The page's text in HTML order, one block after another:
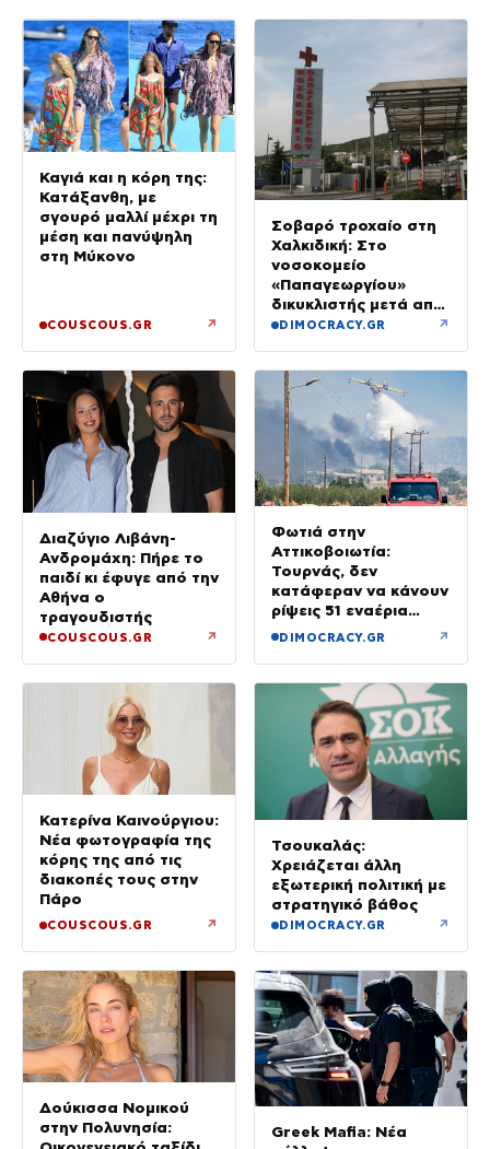
Καγιά και η κόρη της:
Κατάξανθη, με
σγουρό μαλλί μέχρι τη
μέση και πανύψηλη
στη Μύκονο
COUSCOUS.GR ↗
Σοβαρό τροχαίο στη
Χαλκιδική: Στο
νοσοκομείο
«Παπαγεωργίου»
δικυκλιστής μετά από
σύγκρουση
DIMOCRACY.GR ↗
Διαζύγιο Λιβάνη-
Ανδρομάχη: Πήρε το
παιδί κι έφυγε από την
Αθήνα ο
τραγουδιστής
COUSCOUS.GR ↗
Φωτιά στην
Αττικοβοιωτία:
Τουρνάς, δεν
κατάφεραν να κάνουν
ρίψεις 51 εναέρια
μέσα
DIMOCRACY.GR ↗
Κατερίνα Καινούργιου:
Νέα φωτογραφία της
κόρης της από τις
διακοπές τους στην
Πάρο
COUSCOUS.GR ↗
Τσουκαλάς:
Χρειάζεται άλλη
εξωτερική πολιτική με
στρατηγικό βάθος
DIMOCRACY.GR ↗
Δούκισσα Νομικού
στην Πολυνησία:
Greek Mafia: Νέα